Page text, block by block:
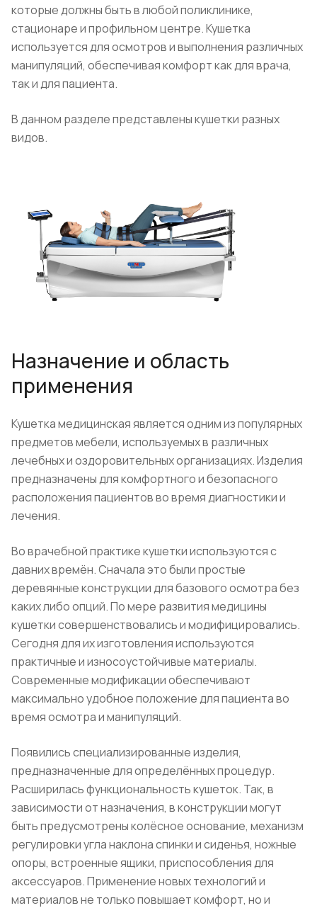
которые должны быть в любой поликлинике,
стационаре и профильном центре. Кушетка
используется для осмотров и выполнения различных
манипуляций, обеспечивая комфорт как для врача,
так и для пациента.
В данном разделе представлены кушетки разных
видов.
Назначение и область
применения
Кушетка медицинская является одним из популярных
предметов мебели, используемых в различных
лечебных и оздоровительных организациях. Изделия
предназначены для комфортного и безопасного
расположения пациентов во время диагностики и
лечения.
Во врачебной практике кушетки используются с
давних времён. Сначала это были простые
деревянные конструкции для базового осмотра без
каких либо опций. По мере развития медицины
кушетки совершенствовались и модифицировались.
Сегодня для их изготовления используются
практичные и износоустойчивые материалы.
Современные модификации обеспечивают
максимально удобное положение для пациента во
время осмотра и манипуляций.
Появились специализированные изделия,
предназначенные для определённых процедур.
Расширилась функциональность кушеток. Так, в
зависимости от назначения, в конструкции могут
быть предусмотрены колёсное основание, механизм
регулировки угла наклона спинки и сиденья, ножные
опоры, встроенные ящики, приспособления для
аксессуаров. Применение новых технологий и
материалов не только повышает комфорт, но и